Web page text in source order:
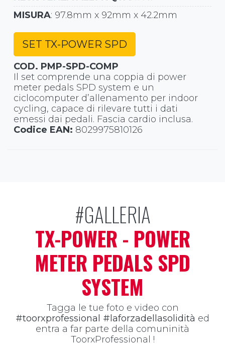
MISURA: 97.8mm x 92mm x 42.2mm
SET TX-POWER SPD
COD. PMP-SPD-COMP
Il set comprende una coppia di power
meter pedals SPD system e un
ciclocomputer d’allenamento per indoor
cycling, capace di rilevare tutti i dati
emessi dai pedali. Fascia cardio inclusa.
Codice EAN: 8029975810126
#GALLERIA
TX-POWER - POWER
METER PEDALS SPD
SYSTEM
Tagga le tue foto e video con
#toorxprofessional #laforzadellasolidità ed
entra a far parte della comuninità
ToorxProfessional !